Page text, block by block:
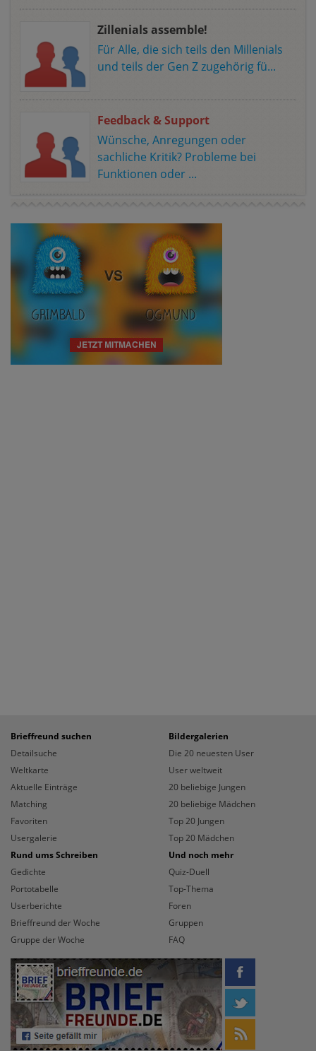
Zillenials assemble!
Für Alle, die sich teils den Millenials
und teils der Gen Z zugehörig fü...
Feedback & Support
Wünsche, Anregungen oder
sachliche Kritik? Probleme bei
Funktionen oder ...
Brieffreund suchen
Detailsuche
Weltkarte
Aktuelle Einträge
Matching
Favoriten
Usergalerie
Bildergalerien
Die 20 neuesten User
User weltweit
20 beliebige Jungen
20 beliebige Mädchen
Top 20 Jungen
Top 20 Mädchen
Rund ums Schreiben
Gedichte
Portotabelle
Userberichte
Brieffreund der Woche
Gruppe der Woche
Und noch mehr
Quiz-Duell
Top-Thema
Foren
Gruppen
FAQ